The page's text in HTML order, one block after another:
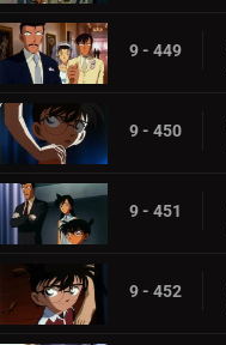
9 - 449
9 - 450
9 - 451
9 - 452